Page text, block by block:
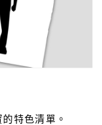
的特色清單。